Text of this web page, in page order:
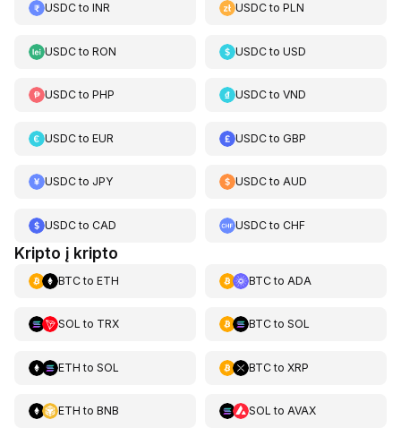
USDCto INR USDCtoPLN
USDCto RON USDCtoUSD
USDCto PHP USDCtoVND
USDCto EUR USDCtoGBP
USDCto JPY USDCtoAUD
USDCto CAD USDCtoCHF
Kripto į kripto
BTCto ETH BTCto ADA
SOL to TRX BTCto SOL
ETH to SOL BTCto XRP
ETH to BNB SOL to AVAX